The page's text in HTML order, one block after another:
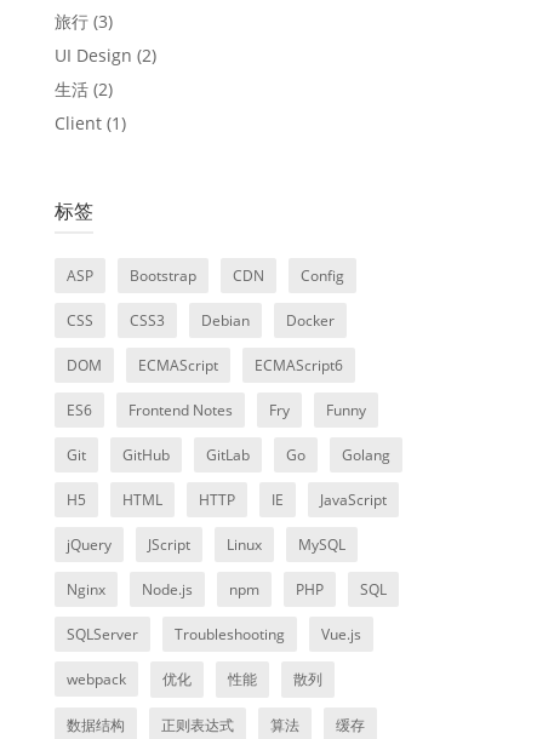
旅行(3)
UI Design (2)
生活(2)
Client(1)
标签
ASP Bootstrap CDN Config
CSS CSS3 Debian Docker
DOM ECMAScript ECMAScript6
ES6 Frontend Notes Fry Funny
Git GitHub GitLab Go Golang
H5 HTML HTTP IE JavaScript
jQuery JScript Linux MySQL
Nginx Node.js npm PHP SQL
SQLServer Troubleshooting Vue.js
webpack 优化 性能 散列
数据结构 正则表达式 算法 缓存